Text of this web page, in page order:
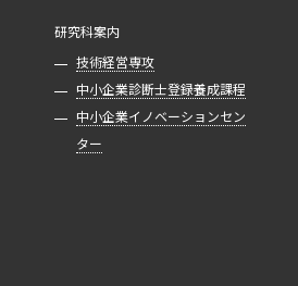
研究科案内
技術経営専攻
中小企業診断士登録養成課程
中小企業イノベーションセン
ター